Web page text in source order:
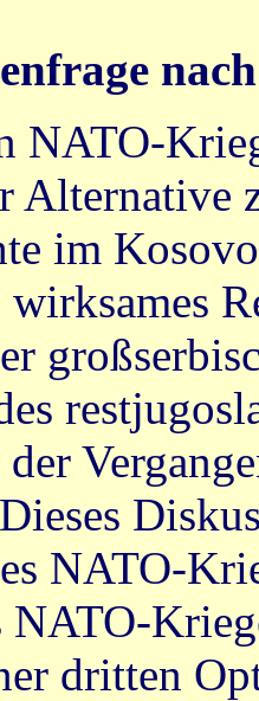
NATO-
Alternative
im
NATO-
NATO-
dritten